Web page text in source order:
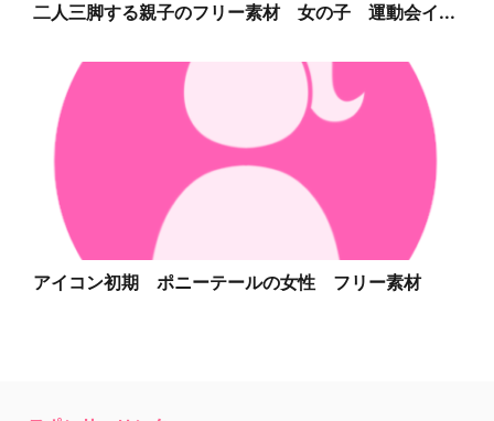
二人三脚する親子のフリー素材 女の子 運動会イ...
アイコン初期 ポニーテールの女性 フリー素材